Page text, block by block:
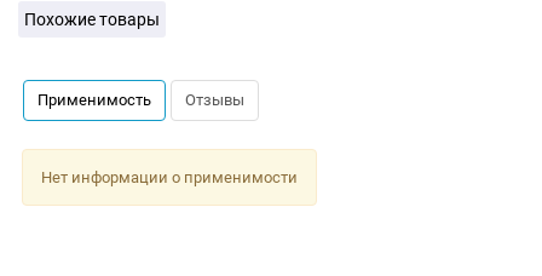
Похожие товары
Применимость Отзывы
Нет информации о применимости